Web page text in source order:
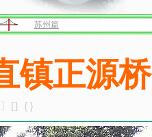
苏州篇
镇正源桥
[]｛｝